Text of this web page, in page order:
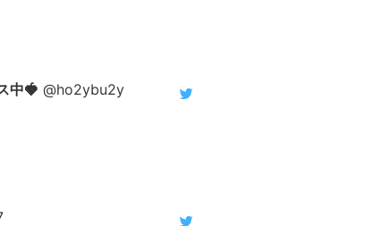
中🍓 @ho2ybu2y